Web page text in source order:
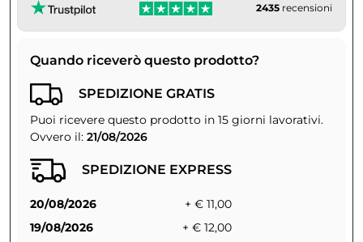
2435 recensioni
Quando riceverò questo prodotto?
SPEDIZIONE GRATIS
Puoi ricevere questo prodotto in 15 giorni lavorativi.
Ovvero il: 21/08/2026
SPEDIZIONE EXPRESS
20/08/2026
+ € 11,00
19/08/2026
+ € 12,00